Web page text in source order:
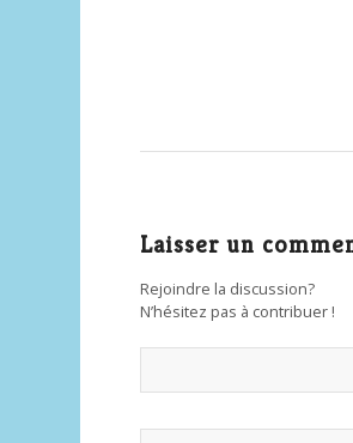
Laisser un
Rejoindre la discussion?
N’hésitez pas à contribuer !